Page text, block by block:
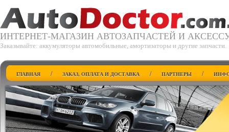
ИНТЕРНЕТ-МАГАЗИН АВТОЗАПЧАСТЕЙ И
Заказывайте: аккумуляторы автомобильные, амортизаторы и другие запчасти.
ГЛАВНАЯ / ЗАКАЗ, ОПЛАТА И ДОСТАВКА / ПАРТНЕРЫ /